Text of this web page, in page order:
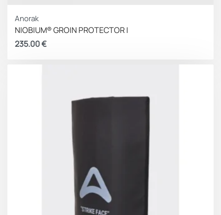
Anorak
NIOBIUM® GROIN PROTECTOR I
235.00€